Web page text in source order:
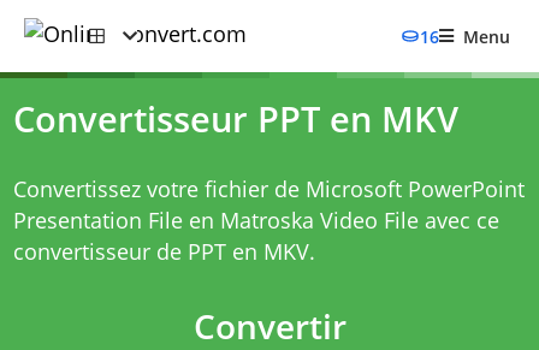
16 Menu
Convertisseur PPT en MKV
Convertissez votre fichier de Microsoft PowerPoint
Presentation File en Matroska Video File avec ce
convertisseur de PPT en MKV.
Convertir